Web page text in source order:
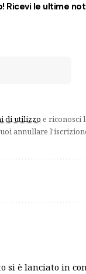
Ricevi le ultime
di utilizzo e riconosci
annullare
si è lanciato in